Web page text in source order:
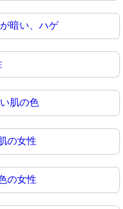
暗い、ハゲ
肌の色
の女性
の女性